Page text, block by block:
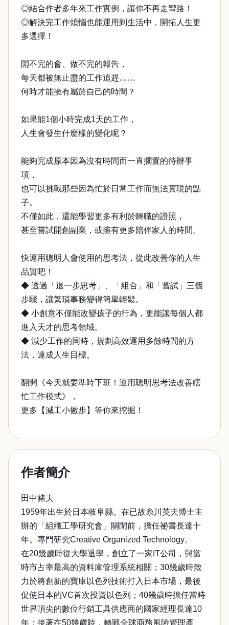
◎結合作者多年來工作實例，讓你不再走彎路！
◎解決完工作煩惱也能運用到生活中，開拓人生更
多選擇！
開不完的會、做不完的報告，
每天都被無止盡的工作追趕……
何時才能擁有屬於自己的時間？
如果能1個小時完成1天的工作，
人生會發生什麼樣的變化呢？
能夠完成原本因為沒有時間而一直擱置的待辦事
項，
也可以挑戰那些因為忙於日常工作而無法實現的點
子。
不僅如此，還能學習更多有利於轉職的證照，
甚至嘗試開創副業，或擁有更多陪伴家人的時間。
快運用聰明人會使用的思考法，從此改善你的人生
品質吧！
◆ 透過「退一步思考」、「組合」和「嘗試」三個
步驟，讓繁瑣事務變得簡單輕鬆。
◆ 小創意不僅能改變孩子的行為，更能讓每個人都
進入天才的思考領域。
◆ 減少工作的同時，規劃高效運用多餘時間的方
法，達成人生目標。
翻開《今天就要準時下班！運用聰明思考法改善瞎
忙工作模式》，
更多【減工小撇步】等你來挖掘！
作者簡介
田中豬夫
1959年出生於日本岐阜縣。在已故糸川英夫博士主
辦的「組織工學研究會」關閉前，擔任祕書長達十
年。專門研究Creative Organized Technology。
在20幾歲時從大學退學，創立了一家IT公司，與當
時市占率最高的資料庫管理系統相關；30幾歲時致
力於將創新的寶庫以色列技術打入日本市場，最後
促使日本的VC首次投資以色列；40幾歲時擔任當時
世界頂尖的數位行銷工具供應商的國家經理長達10
年；接著在50幾歲時，轉戰全球商務風險管理產